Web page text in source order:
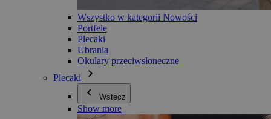
Wszystko w kategorii Nowości
Portfele
Plecaki
Ubrania
Okulary przeciwsłoneczne
Plecaki
Wstecz
Show more